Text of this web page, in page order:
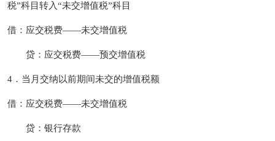
税”科目转入“未交增值税”科目
借：应交税费——未交增值税
贷：应交税费——预交增值税
4．当月交纳以前期间未交的增值税额
借：应交税费——未交增值税
贷：银行存款